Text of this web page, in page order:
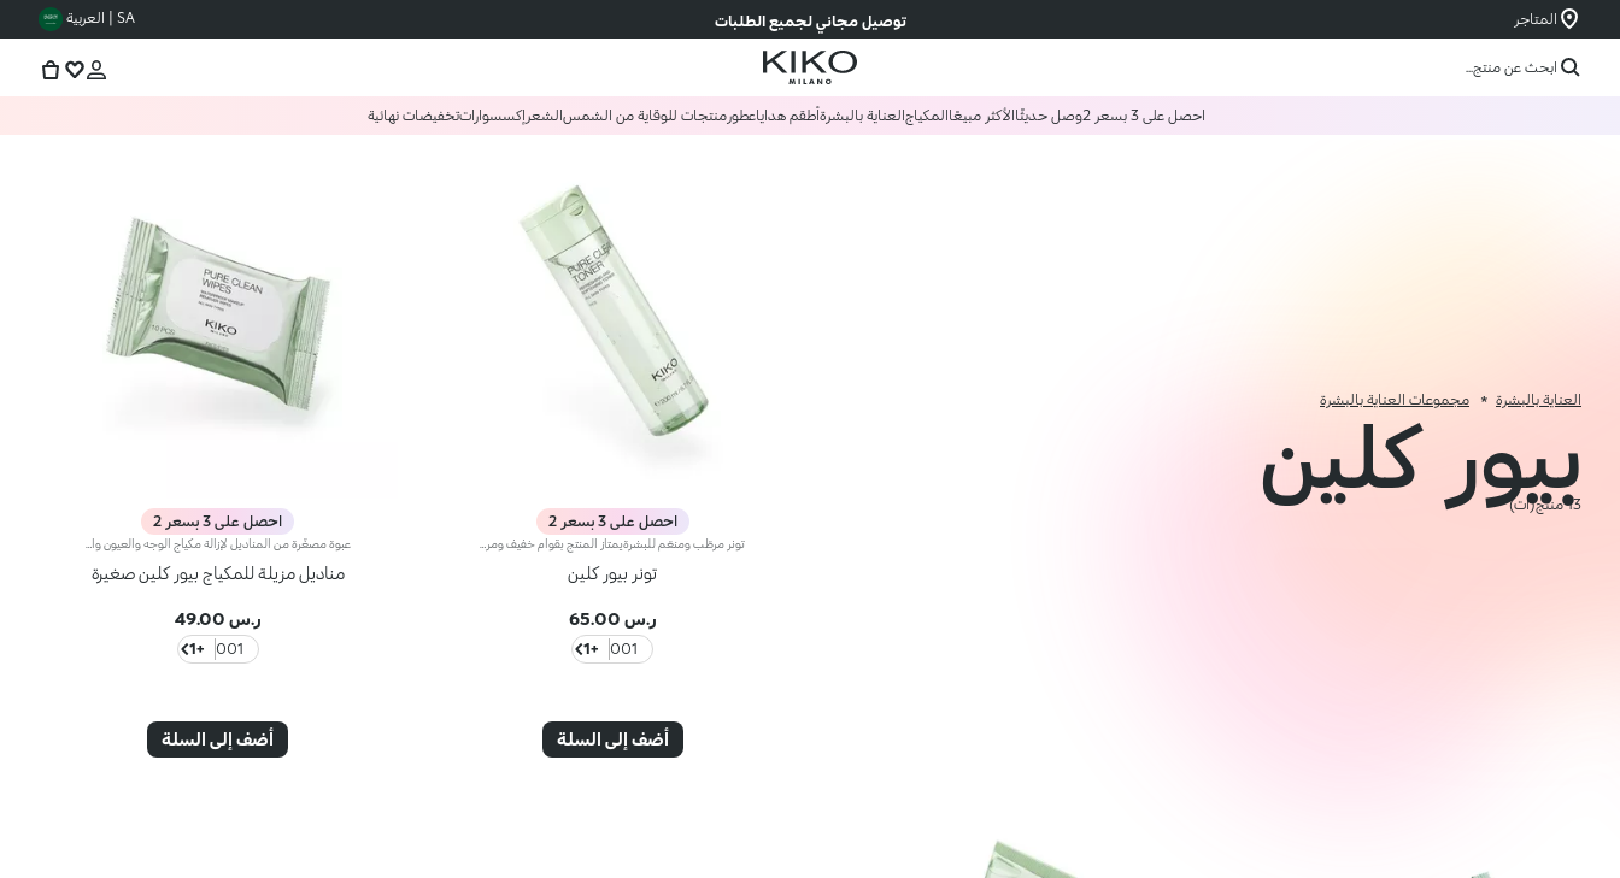
توصيل مجاني لجميع الطلبات المتاجر SA | العربية
ابحث عن منتج...
احصل على 3 بسعر 2 وصل حديثًاالأكثر مبيعًاالمكياجالعناية بالبشرةأطقم هداياعطورمنتجات للوقاية من الشمسالشعر إكسسواراتتخفيضات نهائية
العناية بالبشرة مجموعات العناية بالبشرة
بيور كلين
13 منتج(ات)
احصل على 3 بسعر 2
تونر بيور كلين
ر.س 65.00
001
+1
أضف إلى السلة
احصل على 3 بسعر 2
مناديل مزيلة للمكياج بيور كلين صغيرة
ر.س 49.00
001
+1
أضف إلى السلة